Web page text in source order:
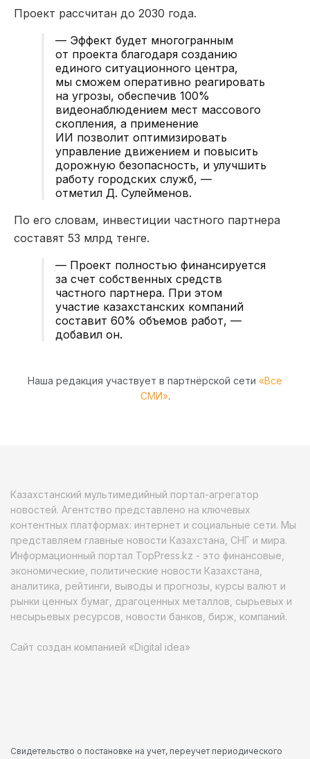
Проект рассчитан до 2030 года.
— Эффект будет многогранным
от проекта благодаря созданию
единого ситуационного центра,
мы сможем оперативно реагировать
на угрозы, обеспечив 100%
видеонаблюдением мест массового
скопления, а применение
ИИ позволит оптимизировать
управление движением и повысить
дорожную безопасность, и улучшить
работу городских служб, —
отметил Д. Сулейменов.
По его словам, инвестиции частного партнера
составят 53 млрд тенге.
— Проект полностью финансируется
за счет собственных средств
частного партнера. При этом
участие казахстанских компаний
составит 60% объемов работ, —
добавил он.
Наша редакция участвует в партнёрской сети «Все
СМИ».
Казахстанский мультимедийный портал-агрегатор
новостей. Агентство представлено на ключевых
контентных платформах: интернет и социальные сети. Мы
представляем главные новости Казахстана, СНГ и мира.
Информационный портал TopPress.kz - это финансовые,
экономические, политические новости Казахстана,
аналитика, рейтинги, выводы и прогнозы, курсы валют и
рынки ценных бумаг, драгоценных металлов, сырьевых и
несырьевых ресурсов, новости банков, бирж, компаний.
Сайт создан компанией «Digital idea»
Свидетельство о постановке на учет, переучет периодического